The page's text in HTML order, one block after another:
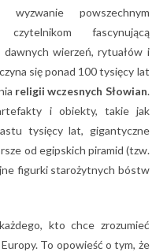
powszechnym
fascynującą
wierzeń, rytuałów i
się ponad 100 tysięcy lat
religii wczesnych Słowian.
i obiekty, takie jak
tysięcy lat, gigantyczne
od egipskich piramid (tzw.
figurki starożytnych bóstw
kto chce zrozumieć
To opowieść o tym, że